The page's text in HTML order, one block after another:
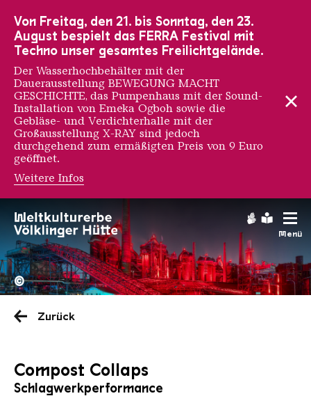
Menü
Hochofengruppe in Rot
Copyright:
©
Zurück
Compost Collaps
Schlagwerkperformance
Von Freitag, den 21. bis Sonntag, den 23.
August bespielt das FERRA Festival mit
Techno unser gesamtes Freilichtgelände.
Der Wasserhochbehälter mit der
Dauerausstellung BEWEGUNG MACHT
GESCHICHTE, das Pumpenhaus mit der Sound-
Installation von Emeka Ogboh sowie die
Gebläse- und Verdichterhalle mit der
Großausstellung X-RAY sind jedoch
durchgehend zum ermäßigten Preis von 9 Euro
geöffnet.
Weitere Infos